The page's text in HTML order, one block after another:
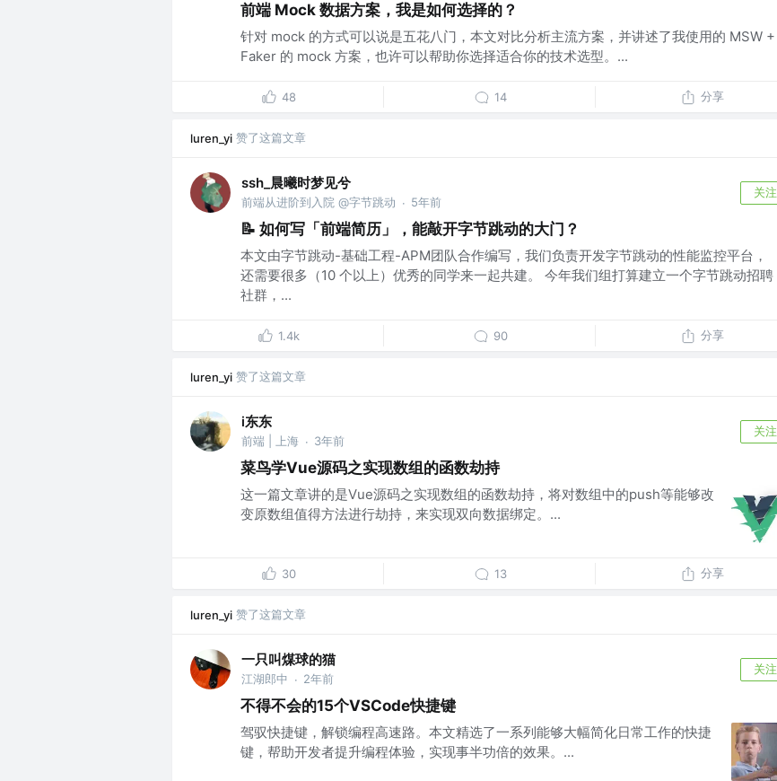
前端 Mock 数据方案，我是如何选择的？
针对 mock 的方式可以说是五花八门，本文对比分析主流方案，并讲述了我使用的 MSW +
Faker 的 mock 方案，也许可以帮助你选择适合你的技术选型。...
48 14 分享
luren_yi 赞了这篇文章
ssh_晨曦时梦见兮
前端从进阶到入院 @字节跳动 · 5年前
关注
📝 如何写「前端简历」，能敲开字节跳动的大门？
本文由字节跳动-基础工程-APM团队合作编写，我们负责开发字节跳动的性能监控平台，
还需要很多（10 个以上）优秀的同学来一起共建。 今年我们组打算建立一个字节跳动招聘
社群，...
1.4k 90 分享
luren_yi 赞了这篇文章
i东东
前端 | 上海 · 3年前
关注
菜鸟学Vue源码之实现数组的函数劫持
这一篇文章讲的是Vue源码之实现数组的函数劫持，将对数组中的push等能够改
变原数组值得方法进行劫持，来实现双向数据绑定。...
30 13 分享
luren_yi 赞了这篇文章
一只叫煤球的猫
江湖郎中 · 2年前
关注
不得不会的15个VSCode快捷键
驾驭快捷键，解锁编程高速路。本文精选了一系列能够大幅简化日常工作的快捷
键，帮助开发者提升编程体验，实现事半功倍的效果。...